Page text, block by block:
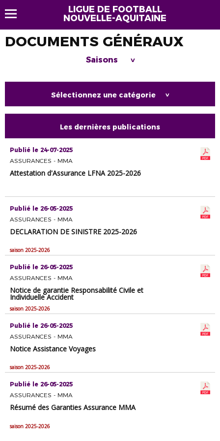
LIGUE DE FOOTBALL
NOUVELLE-AQUITAINE
DOCUMENTS GÉNÉRAUX
Saisons >
Sélectionnez une catégorie >
Les dernières publications
Publié le 24-07-2025
ASSURANCES - MMA
Attestation d'Assurance LFNA 2025-2026
Publié le 26-05-2025
ASSURANCES - MMA
DECLARATION DE SINISTRE 2025-2026
saison 2025-2026
Publié le 26-05-2025
ASSURANCES - MMA
Notice de garantie Responsabilité Civile et
Individuelle Accident
saison 2025-2026
Publié le 26-05-2025
ASSURANCES - MMA
Notice Assistance Voyages
saison 2025-2026
Publié le 26-05-2025
ASSURANCES - MMA
Résumé des Garanties Assurance MMA
saison 2025-2026